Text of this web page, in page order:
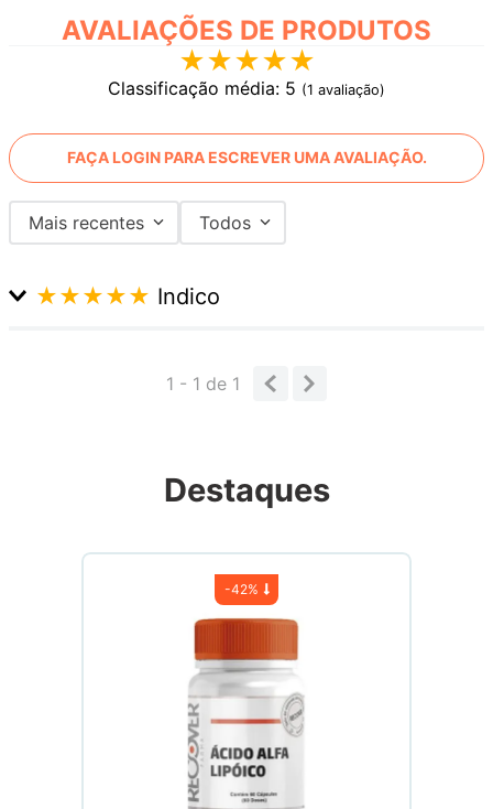
AVALIAÇÕES
★★★★★
Classificação média: 5 (1 avaliação)
FAÇA LOGIN PARA ESCREVER UMA AVALIAÇÃO.
Mais recentes Todos
★★★★★ Indico
gera resultados incríveis!
1 - 1 de 1
Destaques
-42%